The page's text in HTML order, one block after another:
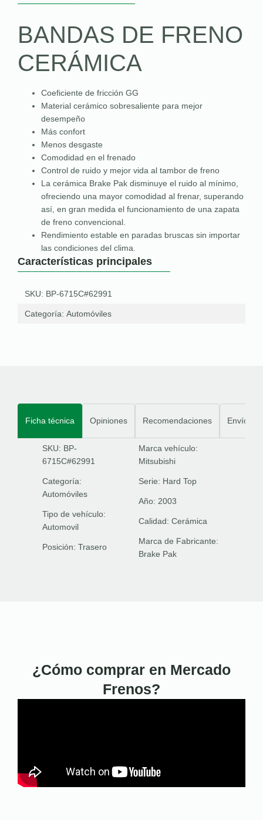
BANDAS DE FRENO
CERÁMICA
Coeficiente de fricción GG
Material cerámico sobresaliente para mejor
desempeño
Más confort
Menos desgaste
Comodidad en el frenado
Control de ruido y mejor vida al tambor de freno
La cerámica Brake Pak disminuye el ruido al mínimo,
ofreciendo una mayor comodidad al frenar, superando
así, en gran medida el funcionamiento de una zapata
de freno convencional.
Rendimiento estable en paradas bruscas sin importar
las condiciones del clima.
Características principales
SKU: BP-6715C#62991
Categoría: Automóviles
Ficha técnica Opiniones Recomendaciones Envíos
SKU: BP-
6715C#62991
Categoría:
Automóviles
Tipo de vehículo:
Automovil
Posición: Trasero
Marca vehículo:
Mitsubishi
Serie: Hard Top
Año: 2003
Calidad: Cerámica
Marca de Fabricante:
Brake Pak
¿Cómo comprar en Mercado
Frenos?